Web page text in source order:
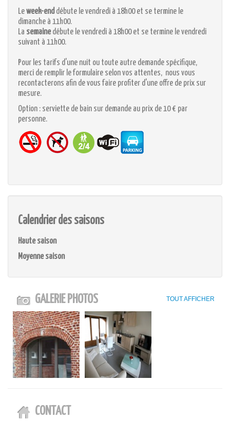
Leweek-end débute le vendredi à 18h00 et se termine le
dimanche à 11h00.
La semainedébute le vendredi à 18h00 et se termine le vendredi
suivant à 11h00.
Pour les tarifs d'une nuit ou toute autre demande spécifique,
merci de remplir le formulaire selon vos attentes, nous vous
recontacterons afin de vous faire profiter d'une offre de prix sur
mesure.
Option : serviette de bain sur demande au prix de 10 € par
personne.
Calendrier des saisons
Haute saison
Moyenne saison
GALERIE PHOTOS TOUT AFFICHER
CONTACT